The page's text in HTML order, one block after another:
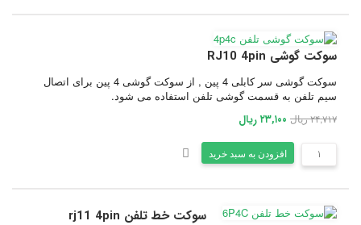
سوکت گوشی RJ10 4pin
سوکت گوشی سر کابلی 4 پین , از سوکت گوشی 4 پین برای اتصال
سیم تلفن به قسمت گوشی تلفن استفاده می شود.
۲۴,۷۱۷ ریال ۲۳,۱۰۰ ریال
افزودن به سبد خرید
سوکت خط تلفن rj11 4pin